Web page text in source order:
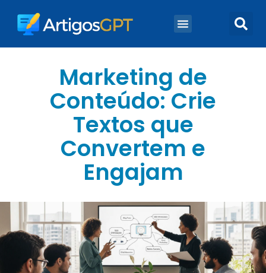
Marketing de
Conteúdo: Crie
Textos que
Convertem e
Engajam